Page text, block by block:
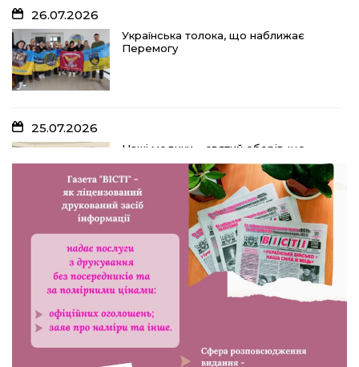
26.07.2026
Українська толока, що наближає
Перемогу
25.07.2026
Наші медики – святий оберіг, що
дарує надію, турботу і здоров’я
24.07.2026
Попри примхи погоди – з вірою в
урожай: як жнивують на полях ПП
«імені Калашника»